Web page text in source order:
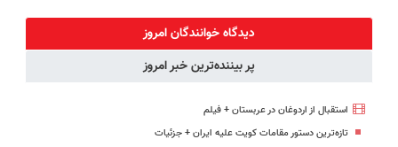
◗پرسش‌نامه◖
دیدگاه خوانندگان امروز
پر بیننده‌ترین خبر امروز
استقبال از اردوغان در عربستان + فیلم
تازه‌ترین دستور مقامات کویت علیه ایران + جزئیات